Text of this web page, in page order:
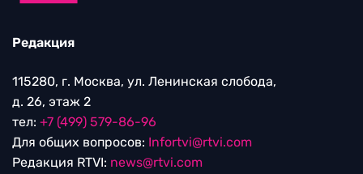
Редакция
115280, г. Москва, ул. Ленинская слобода,
д. 26, этаж 2
тел: +7 (499) 579-86-96
Для общих вопросов: Infortvi@rtvi.com
Редакция RTVI: news@rtvi.com